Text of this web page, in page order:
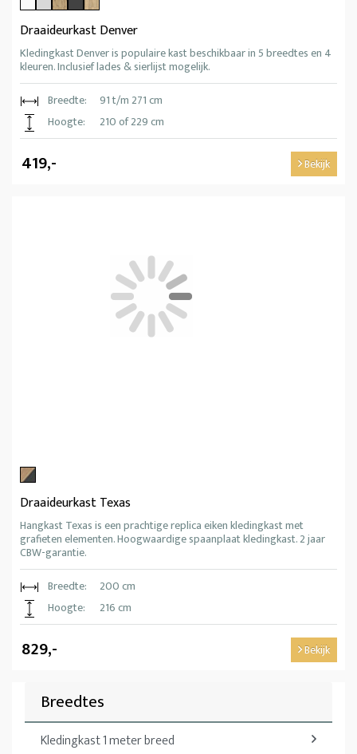
Draaideurkast Denver
Kledingkast Denver is populaire kast beschikbaar in 5 breedtes en 4
kleuren. Inclusief lades & sierlijst mogelijk.
Breedte:
91 t/m 271 cm
Hoogte:
210 of 229 cm
419,- Bekijk
Draaideurkast Texas
Hangkast Texas is een prachtige replica eiken kledingkast met
grafieten elementen. Hoogwaardige spaanplaat kledingkast. 2 jaar
CBW-garantie.
Breedte:
200 cm
Hoogte:
216 cm
829,- Bekijk
Breedtes
Kledingkast 1 meter breed